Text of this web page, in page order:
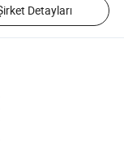
Detayları